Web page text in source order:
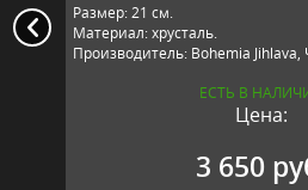
Размер: 21 см.
Материал: хрусталь.
Производитель: Bohemia Jihlava,
ЕСТЬ В
Цена:
3 650